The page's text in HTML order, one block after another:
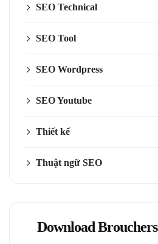
SEO Technical
SEO Tool
SEO Wordpress
SEO Youtube
Thiết kế
Thuật ngữ SEO
Download Brouchers